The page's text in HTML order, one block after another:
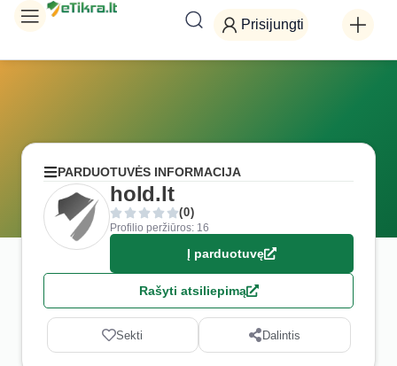
Prisijungti
PARDUOTUVĖS INFORMACIJA
hold.lt
(0)
Profilio peržiūros: 16
Į parduotuvę
Rašyti atsiliepimą
Sekti Dalintis